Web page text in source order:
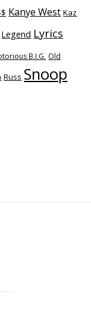
Kanye West Kaz
Legend Lyrics
B.I.G. Old
Russ Snoop